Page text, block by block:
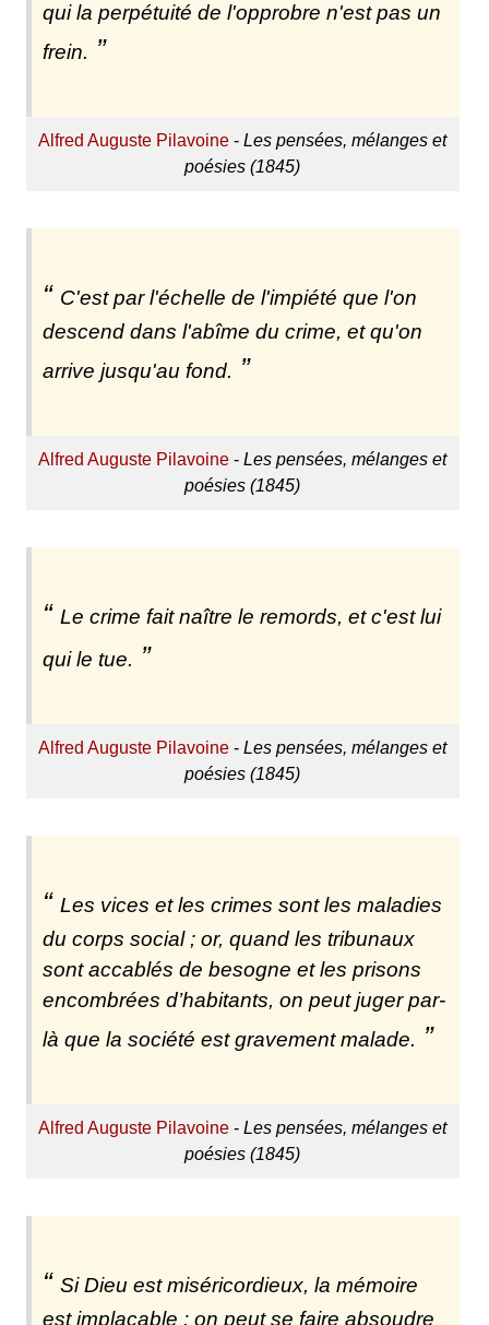
qui la perpétuité de l'opprobre n'est pas un
frein.
Alfred Auguste Pilavoine -Les pensées, mélanges et
poésies (1845)
C'est par l'échelle de l'impiété que l'on
descend dans l'abîme du crime, et qu'on
arrive jusqu'au fond.
Alfred Auguste Pilavoine -Les pensées, mélanges et
poésies (1845)
Le crime fait naître le remords, et c'est lui
qui le tue.
Alfred Auguste Pilavoine -Les pensées, mélanges et
poésies (1845)
Les vices et les crimes sont les maladies
du corps social ; or, quand les tribunaux
sont accablés de besogne et les prisons
encombrées d’habitants, on peut juger par-
là que la société est gravement malade.
Alfred Auguste Pilavoine -Les pensées, mélanges et
poésies (1845)
Si Dieu est miséricordieux, la mémoire
est implacable : on peut se faire absoudre